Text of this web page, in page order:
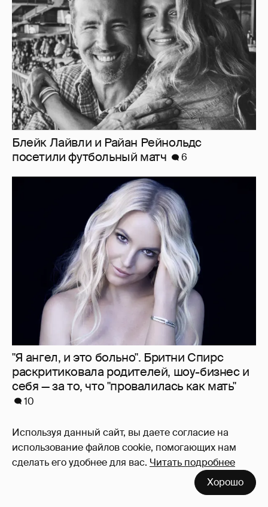
Используя данный сайт, вы даете согласие на
использование файлов cookie, помогающих нам
сделать его удобнее для вас. Читать подробнее
Хорошо
Блейк Лайвли и Райан Рейнольдс
посетили футбольный матч
6
"Я ангел, и это больно". Бритни Спирс
раскритиковала родителей, шоу-бизнес и
себя — за то, что "провалилась как мать"
10